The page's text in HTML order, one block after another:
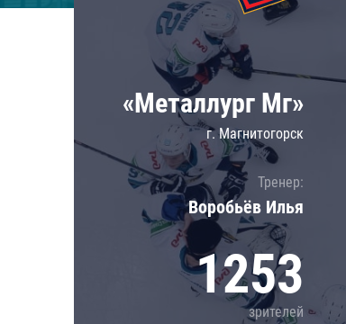
Локомотив
ЦСКА
Шанхайские Драконы
«Металлург Мг»
г. Магнитогорск
Тренер:
Воробьёв Илья
1253
зрителей